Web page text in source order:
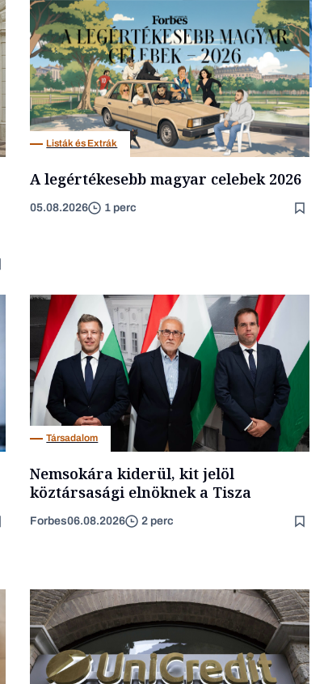
Társadalom
Listák és Extrák
A legértékesebb magyar celebek 2026
05.08.2026 1 perc
Társadalom
Nemsokára kiderül, kit jelöl
köztársasági elnöknek a Tisza
Forbes06.08.2026 2 perc